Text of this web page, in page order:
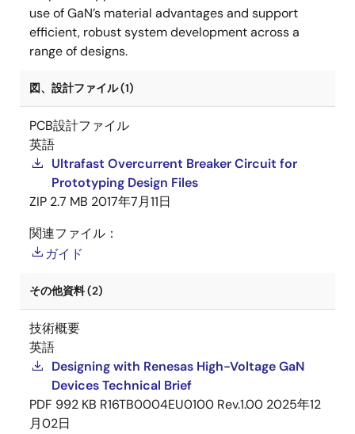
use of GaN’s material advantages and support
efficient, robust system development across a
range of designs.
図、設計ファイル (1)
PCB設計ファイル
英語
Ultrafast Overcurrent Breaker Circuit for
Prototyping Design Files
ZIP 2.7 MB 2017年7月11日
関連ファイル：
ガイド
その他資料 (2)
技術概要
英語
Designing with Renesas High-Voltage GaN
Devices Technical Brief
PDF 992 KB R16TB0004EU0100 Rev.1.00 2025年12
月02日